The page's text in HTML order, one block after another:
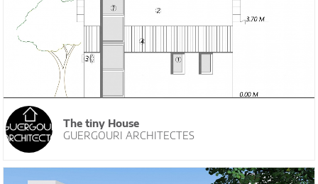
The tiny House
GUERGOURI ARCHITECTES